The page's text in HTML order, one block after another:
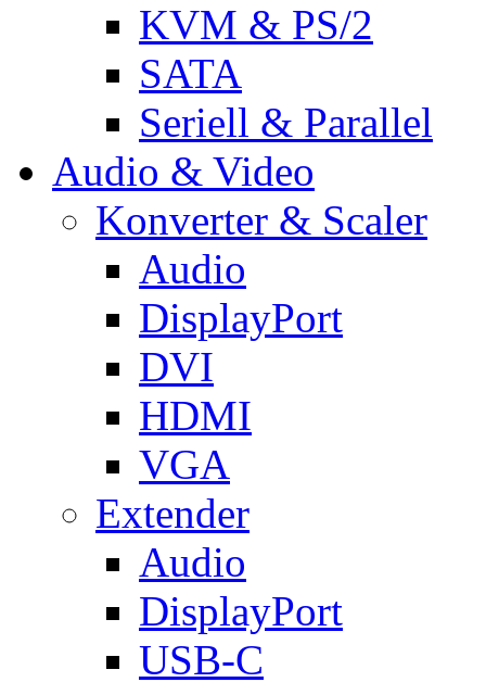
KVM & PS/2
SATA
Seriell & Parallel
Audio & Video
Konverter & Scaler
Audio
DisplayPort
DVI
HDMI
VGA
Extender
Audio
DisplayPort
USB-C